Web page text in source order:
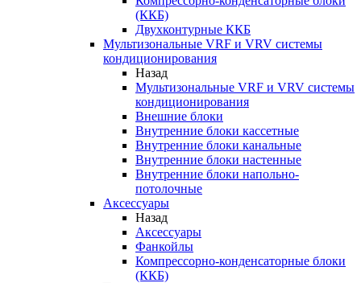
(ККБ)
Двухконтурные ККБ
Мультизональные VRF и VRV системы
кондиционирования
Назад
Мультизональные VRF и VRV системы
кондиционирования
Внешние блоки
Внутренние блоки кассетные
Внутренние блоки канальные
Внутренние блоки настенные
Внутренние блоки напольно-
потолочные
Аксессуары
Назад
Аксессуары
Фанкойлы
Компрессорно-конденсаторные блоки
(ККБ)